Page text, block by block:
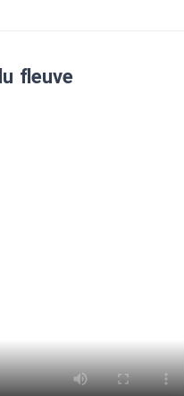
fleuve